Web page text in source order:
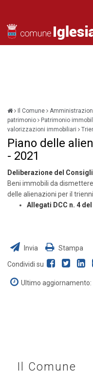
Il Comune
patrimonio
Patrimonio
valorizzazioni immobiliari
Piano delle
- 2021
Deliberazione del
Beni immobili da
delle alienazioni per il
Allegati DCC n. 4
Invia Stampa
Condividi su
Ultimo aggiornamento:
Il Comune